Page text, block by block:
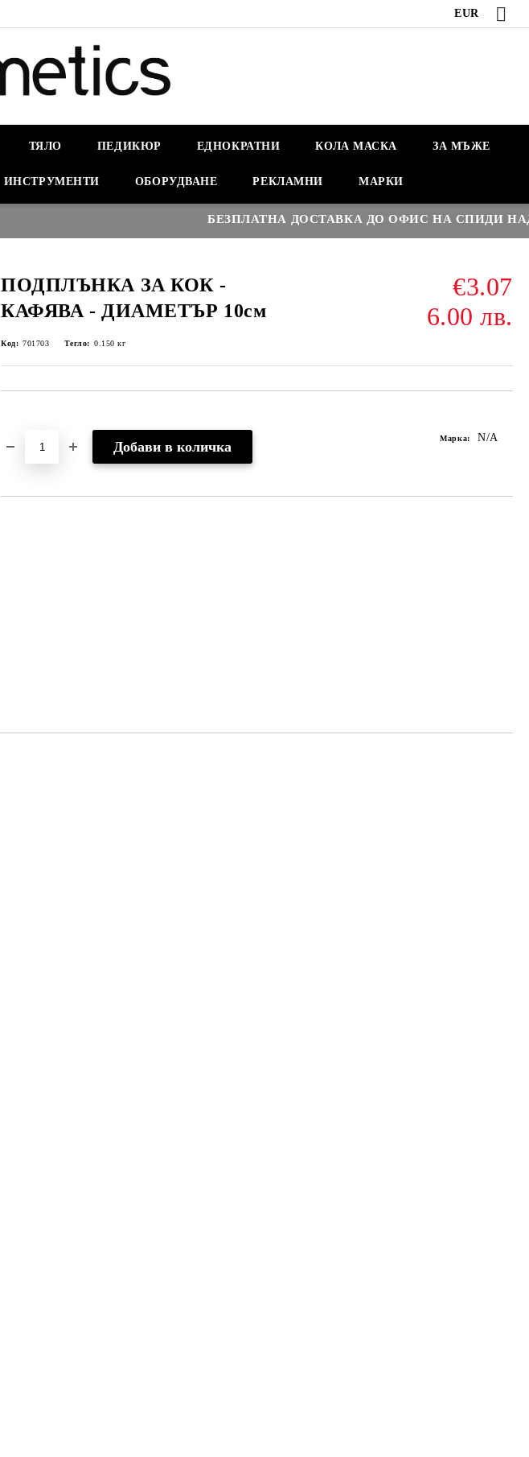
EUR
ТЯЛО ПЕДИКЮР ЕДНОКРАТНИ КОЛА МАСКА ЗА МЪЖЕ
ИНСТРУМЕНТИ ОБОРУДВАНЕ РЕКЛАМНИ МАРКИ
БЕЗПЛАТНА ДОСТАВКА ДО ОФИС НА СПИДИ НАД :
ПОДПЛЪНКА ЗА КОК -
КАФЯВА - ДИАМЕТЪР 10см
€3.07
6.00 лв.
Код: 701703 Тегло: 0.150 кг
Марка: N/A